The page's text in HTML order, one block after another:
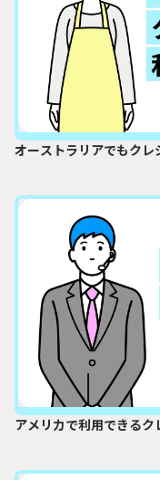
オーストラリアでもクレ
アメリカで利用できる